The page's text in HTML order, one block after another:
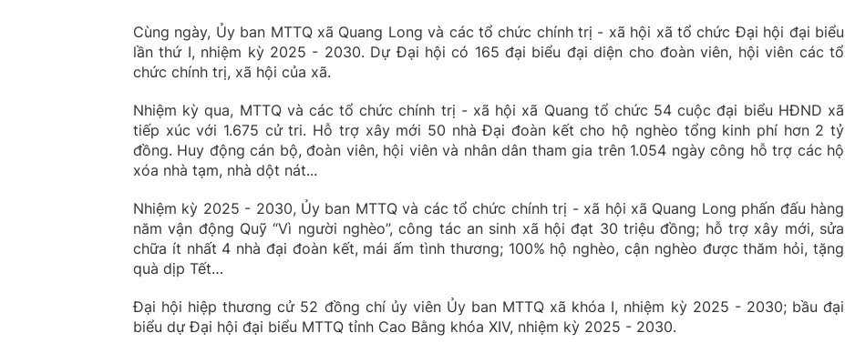
Cùng ngày, Ủy ban MTTQ xã Quang Long và các tổ chức chính trị - xã hội xã tổ chức Đại hội đại biểu
lần thứ I, nhiệm kỳ 2025 - 2030. Dự Đại hội có 165 đại biểu đại diện cho đoàn viên, hội viên các tổ
chức chính trị, xã hội của xã.
Nhiệm kỳ qua, MTTQ và các tổ chức chính trị - xã hội xã Quang tổ chức 54 cuộc đại biểu HĐND xã
tiếp xúc với 1.675 cử tri. Hỗ trợ xây mới 50 nhà Đại đoàn kết cho hộ nghèo tổng kinh phí hơn 2 tỷ
đồng. Huy động cán bộ, đoàn viên, hội viên và nhân dân tham gia trên 1.054 ngày công hỗ trợ các hộ
xóa nhà tạm, nhà dột nát...
Nhiệm kỳ 2025 - 2030, Ủy ban MTTQ và các tổ chức chính trị - xã hội xã Quang Long phấn đấu hàng
năm vận động Quỹ “Vì người nghèo”, công tác an sinh xã hội đạt 30 triệu đồng; hỗ trợ xây mới, sửa
chữa ít nhất 4 nhà đại đoàn kết, mái ấm tình thương; 100% hộ nghèo, cận nghèo được thăm hỏi, tặng
quà dịp Tết…
Đại hội hiệp thương cử 52 đồng chí ủy viên Ủy ban MTTQ xã khóa I, nhiệm kỳ 2025 - 2030; bầu đại
biểu dự Đại hội đại biểu MTTQ tỉnh Cao Bằng khóa XIV, nhiệm kỳ 2025 - 2030.